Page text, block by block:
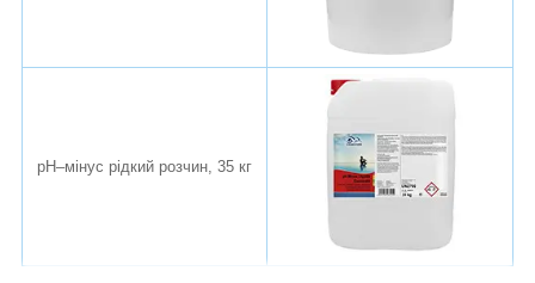
pH–мінус рідкий розчин, 35 кг